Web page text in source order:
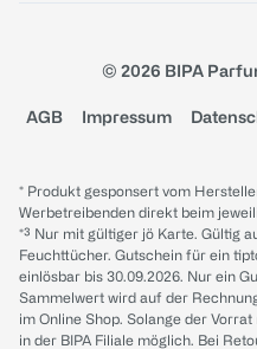
© 2026 BIPA
AGB Impressum
* Produkt gesponsert vom
Werbetreibenden direkt beim
*³ Nur mit gültiger jö Karte. Gültig
Feuchttücher. Gutschein für ein
einlösbar bis 30.09.2026. Nur ein
Sammelwert wird auf der
im Online Shop. Solange der
in der BIPA Filiale möglich. Bei